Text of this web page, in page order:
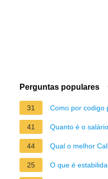
Perguntas populares
31 Como por codigo
41 Quanto é o
44 Qual o melhor
25 O que é